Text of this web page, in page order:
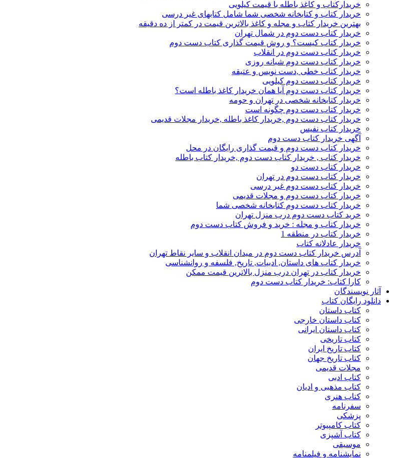
خریدارکتاب و کاغذ باطله با قیمت کیلویی
خریدار کتاب و کتابخانه شخصی شما شامل کتابهای غیر درسی
بهترین خریدار کتاب و مجله و کاغذ بالاترین قیمت در کمتر از ده دقیقه
خریدار کتاب دست دوم در شمال تهران
خریدار کتاب کیست؟ و روش قیمت گذاری کتاب دست دوم
خریدار کتاب دست دوم در انقلاب
خریدار کتاب دست دوم شبانه روزی
خریدار کتاب خطی ,دست نویس و عتیقه
خریدار کتاب دست دوم کیلویی
خریدار کتاب دست دوم آیا همان خریدار کاغذ باطله است؟
خریدار کتابخانه شخصی در تهران و حومه
خریدار کتاب دست دوم چگونه است
خریدار کتاب دست دوم ,خریدار کاغذ باطله ,خریدار مجلات قدیمی
خریدار کتاب نفیس
آگهی خریدار کتاب دست دوم
خریدار کتاب دست دوم و قیمت گذاری رایگان در محل
خریدار کتاب , خریدار کتاب دست دوم ,خریدار کتاب باطله
خریدار کتاب دست دو
خریدار کتاب دست دوم در تهران
خریدار کتاب دست دوم غیر درسی
خریدار کتاب دست دوم و مجلات قدیمی
خریدار کتاب دست دوم کتابخانه شخصی شما
خرید کتاب دست دوم درب منزل تهران
خریدار کتاب و مجله : خرید و فروش کتاب دست دوم
خریدار کتاب در منطقه 1
خریدار عادلانه کتاب
آدرس خریدار کتاب دست دوم در میدان انقلاب و سایر نقاط تهران
خریدار کتاب های داستان, ادبیات, تاریخ, فلسفه و روانشناسی
خریدار کتاب در تهران درب منزل بالاترین قیمت ممکن
کارا کتاب: خریدار کتاب دست دوم
آثار نویسندگان
دانلود رایگان کتاب
کتاب داستان
کتاب داستان خارجی
کتاب داستان ایرانی
کتاب تاریخی
کتاب تاریخ ایران
کتاب تاریخ جهان
مجلات قدیمی
کتاب ادبی
کتاب مذهبی و ادیان
کتاب هنری
سفرنامه
پزشکی
کتاب کامپیوتر
کتاب آشپزی
موسیقی
نمایشنامه و فیلمنامه